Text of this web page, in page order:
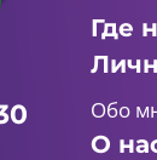
Где
Обо
О